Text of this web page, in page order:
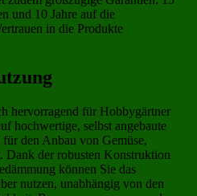
und 10 Jahre auf die
in die Produkte
hervorragend für Hobbygärtner
hochwertige, selbst angebaute
den Anbau von Gemüse,
Dank der robusten Konstruktion
können Sie das
nutzen, unabhängig von den